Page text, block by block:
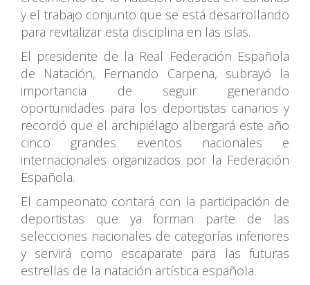
y el trabajo conjunto que se está desarrollando
para revitalizar esta disciplina en las islas.
El presidente de la Real Federación Española
de Natación, Fernando Carpena, subrayó la
importancia de seguir generando
oportunidades para los deportistas canarios y
recordó que el archipiélago albergará este año
cinco grandes eventos nacionales e
internacionales organizados por la Federación
Española.
El campeonato contará con la participación de
deportistas que ya forman parte de las
selecciones nacionales de categorías inferiores
y servirá como escaparate para las futuras
estrellas de la natación artística española.